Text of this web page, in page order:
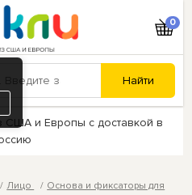
0
и Европы с доставкой в
Лицо
Основа и фиксаторы для